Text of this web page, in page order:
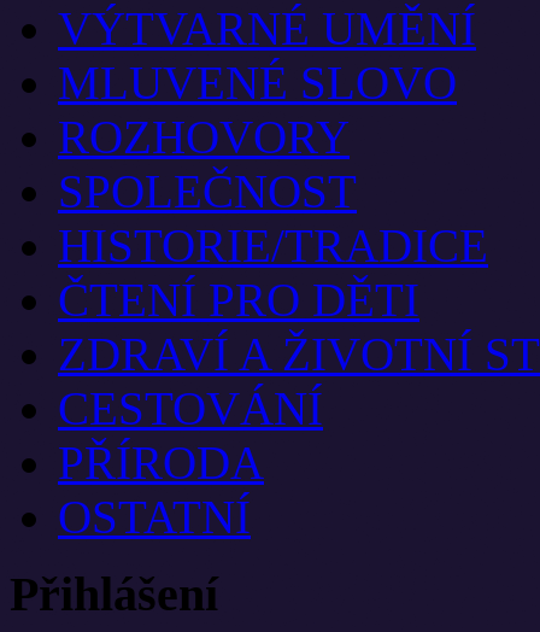
VÝTVARNÉ UMĚNÍ
MLUVENÉ SLOVO
ROZHOVORY
SPOLEČNOST
HISTORIE/TRADICE
ČTENÍ PRO DĚTI
ZDRAVÍ A ŽIVOTNÍ
CESTOVÁNÍ
PŘÍRODA
OSTATNÍ
Přihlášení